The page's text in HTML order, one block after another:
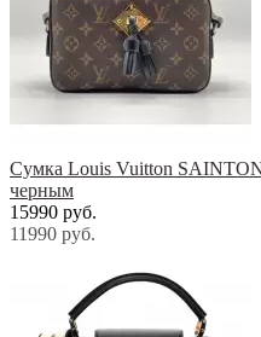
Сумка Louis Vuitton
черным
15990 руб.
11990 руб.